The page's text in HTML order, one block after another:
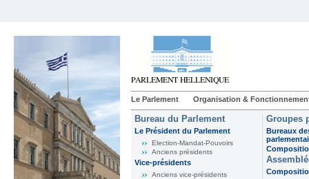
Le Parlement Organisation &
Bureau du Parlement
Le Président du Parlement
Election-Mandat-Pouvoirs
Anciens présidents
Vice-présidents
Anciens vice-présidents
Groupes
Bureaux